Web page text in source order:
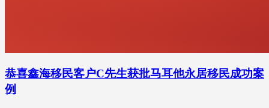
恭喜鑫海移民客户C先生获批马耳他永居移民成功案
例